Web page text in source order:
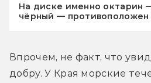
На диске именно октарин
чёрный — противоположен
Впрочем, не факт, что
добру. У Края морские